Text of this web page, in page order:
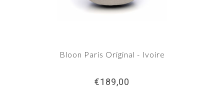
Bloon Paris Original - Ivoire
€189,00